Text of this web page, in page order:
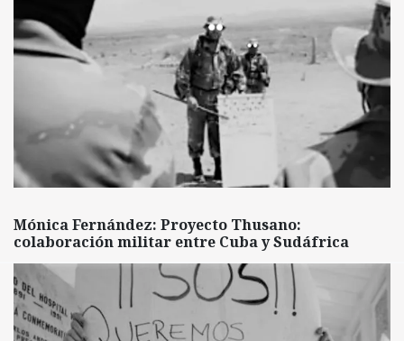
Mónica Fernández: Proyecto Thusano:
colaboración militar entre Cuba y Sudáfrica